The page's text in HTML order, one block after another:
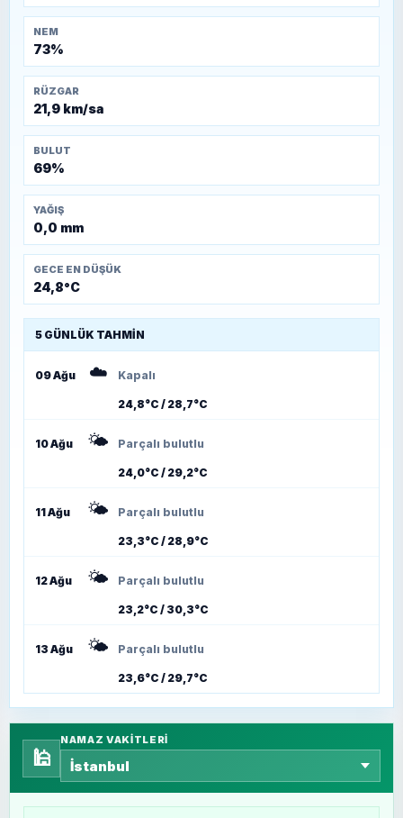
NEM
73%
RÜZGAR
21,9 km/sa
BULUT
69%
YAĞIŞ
0,0 mm
GECE EN DÜŞÜK
24,8°C
5 GÜNLÜK TAHMIN
09 Ağu ☁️ Kapalı
24,8°C / 28,7°C
10 Ağu 🌤️ Parçalı bulutlu
24,0°C / 29,2°C
11 Ağu 🌤️ Parçalı bulutlu
23,3°C / 28,9°C
12 Ağu 🌤️ Parçalı bulutlu
23,2°C / 30,3°C
13 Ağu 🌤️ Parçalı bulutlu
23,6°C / 29,7°C
🕌
NAMAZ VAKITLERI